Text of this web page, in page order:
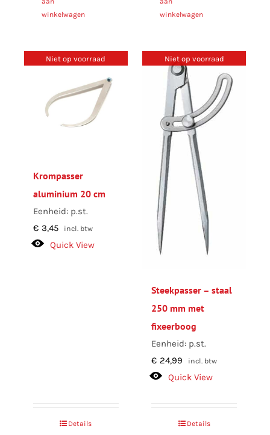
winkelwagen
winkelwagen
Niet op voorraad
Krompasser
aluminium 20 cm
Eenheid: p.st.
€ 3,45 incl. btw
Quick View
Details
Niet op voorraad
Steekpasser – staal
250 mm met
fixeerboog
Eenheid: p.st.
€ 24,99 incl. btw
Quick View
Details